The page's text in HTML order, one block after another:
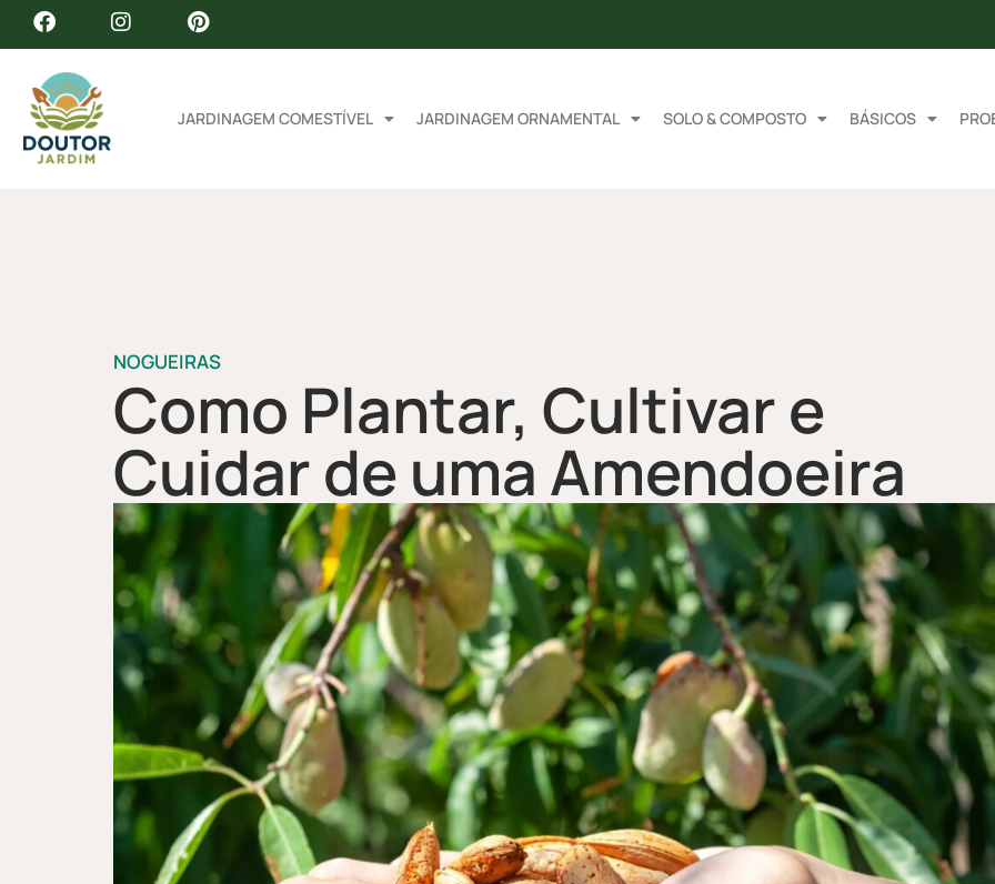
JARDINAGEM COMESTÍVEL JARDINAGEM ORNAMENTAL SOLO & COMPOSTO BÁSICOS
NOGUEIRAS
Como Plantar, Cultivar e
Cuidar de uma Amendoeira